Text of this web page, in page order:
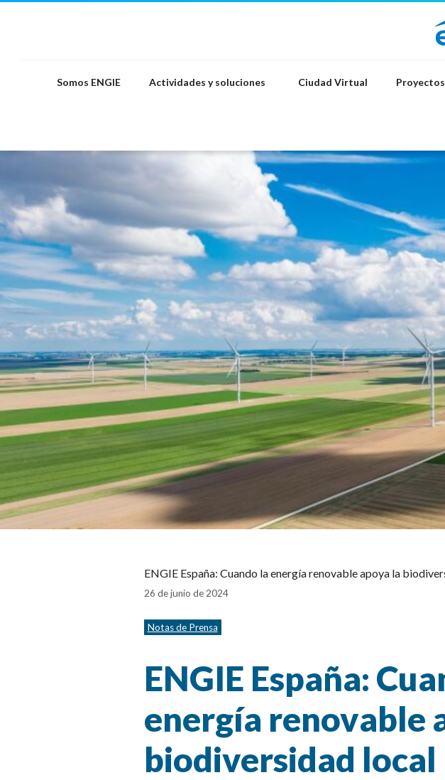
Somos ENGIE Actividades y soluciones Ciudad Virtual Proyectos
ENGIE España: Cuando la energía renovable apoya la
26 de junio de 2024
Categorías
Notas de Prensa
ENGIE España:
energía renovable
biodiversidad local